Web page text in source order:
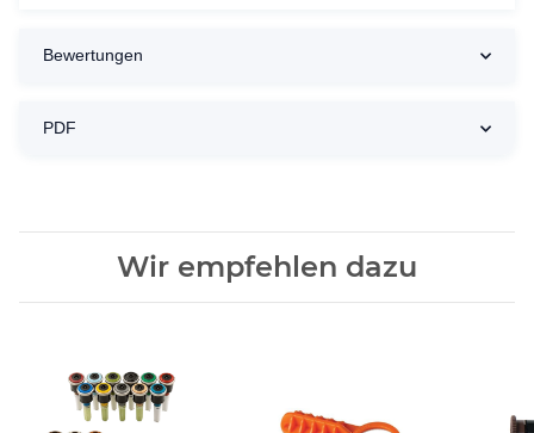
Bewertungen
PDF
Wir empfehlen dazu